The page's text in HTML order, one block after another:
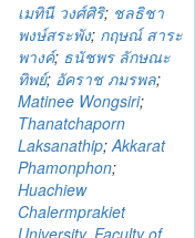
เมทินี วงศ์ศิริ; ชลธิชา
พงษ์สระพัง; กฤษณ์ สาระ
พางค์; ธนัชพร ลักษณะ
ทิพย์; อัคราช ภมรพล;
Matinee Wongsiri;
Thanatchaporn
Laksanathip;Akkarat
Phamonphon;
Huachiew
Chalermprakiet
University. Faculty of